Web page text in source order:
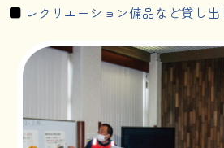
■ レクリエーション備品など貸し